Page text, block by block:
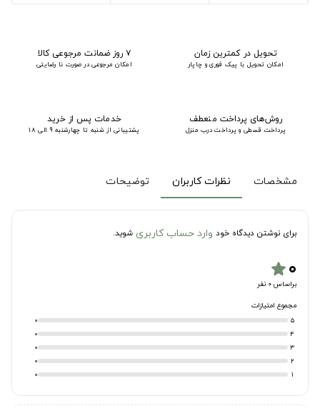
تحویل در کمترین زمان
امکان تحویل با پیک فوری و چاپار
۷ روز ضمانت مرجوعی کالا
امکان مرجوعی در صورت نا رضایتی
روش‌های پرداخت منعطف
پرداخت قسطی و پرداخت درب منزل
خدمات پس از خرید
پشتیبانی از شنبه تا چهارشنبه 9 الی 18
مشخصات نظرات کاربران توضیحات
برای نوشتن دیدگاه خود وارد حساب کاربری شوید.
۰star
براساس 0 نفر
مجموع امتیازات
5
0
4
0
3
0
2
0
1
0